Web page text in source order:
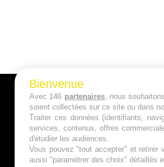
A
Qui
Mentions
Bienvenue
Avec 146 partenaires, nous
soient collectées sur ce site ou dans
Traiter ces données (identifiants,
services, contenus, offres
d'étudier les audiences.
Vous pouvez "tout accepter" et retirer
aussi "paramétrer des choix" détaillés